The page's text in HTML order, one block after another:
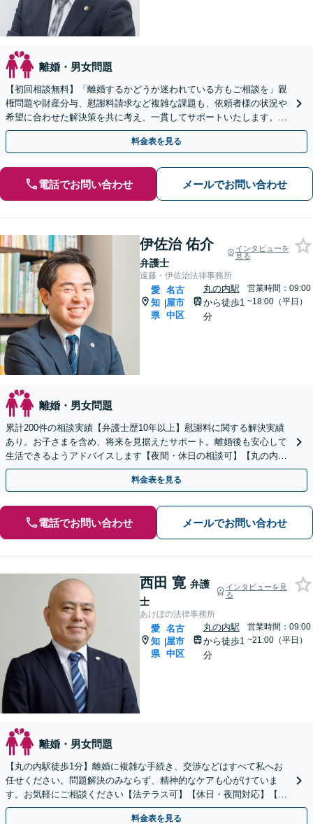
離婚・男女問題
【初回相談無料】「離婚するかどうか迷われている方もご相談を」親
権問題や財産分与、慰謝料請求など複雑な課題も、依頼者様の状況や
希望に合わせた解決策を共に考え、一貫してサポートいたします。
「熟年離婚のご相談もお任せください」【休日・夜間相談可】
料金表を見る
電話でお問い合わせ メールでお問い合わせ
伊佐治 佑介
弁護士
インタビューを
見る
遠藤・伊佐治法律事務所
愛
知
県
|
名古
屋市
中区
丸の内駅
から徒歩1
分
営業時間：09:00
~18:00（平日）
離婚・男女問題
累計200件の相談実績【弁護士歴10年以上】慰謝料に関する解決実績
あり。お子さまを含め、将来を見据えたサポート。離婚後も安心して
生活できるようアドバイスします【夜間・休日の相談可】【丸の内駅
2分】
料金表を見る
電話でお問い合わせ メールでお問い合わせ
西田 寛 弁護
士
インタビューを見
る
あけぼの法律事務所
愛
知
県
|
名古
屋市
中区
丸の内駅
から徒歩1
分
営業時間：09:00
~21:00（平日）
離婚・男女問題
【丸の内駅徒歩1分】離婚に複雑な手続き、交渉などはすべて私へお
任せください。問題解決のみならず、精神的なケアも心がけていま
す。お気軽にご相談ください【法テラス可】【休日・夜間対応】【初
回相談30分無料】企業勤めの経験がある弁護士です。
料金表を見る